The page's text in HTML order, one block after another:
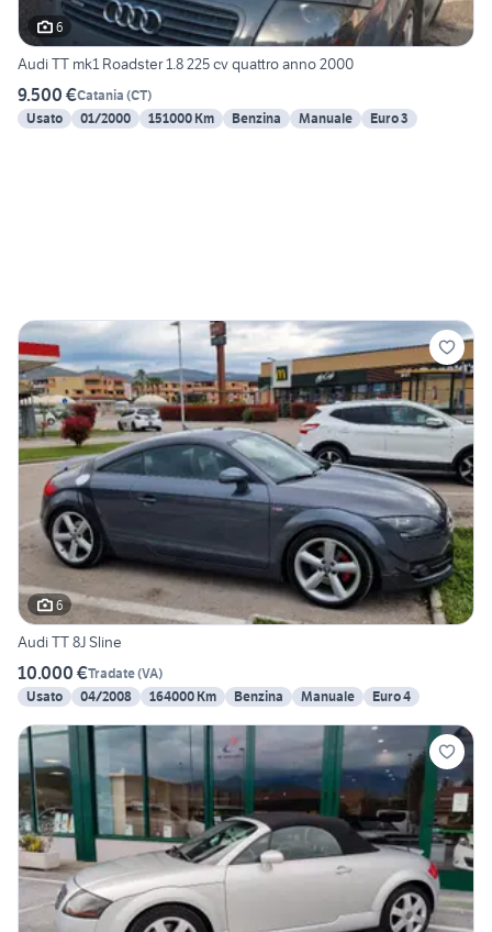
6
Audi TT mk1 Roadster 1.8 225 cv quattro anno 2000
9.500 €Catania (CT)
Usato
01/2000 151000 Km Benzina Manuale Euro 3
6
Audi TT 8J Sline
10.000 €Tradate(VA)
Usato
04/2008 164000 Km Benzina Manuale Euro 4